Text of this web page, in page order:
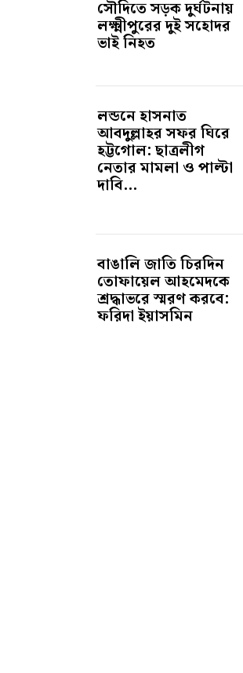
সৌদিতে সড়ক দুর্ঘটনায়
লক্ষ্মীপুরের দুই সহোদর
ভাই নিহত
লন্ডনে হাসনাত
আবদুল্লাহর সফর ঘিরে
হট্টগোল: ছাত্রলীগ
নেতার মামলা ও পাল্টা
দাবি...
বাঙালি জাতি চিরদিন
তোফায়েল আহমেদকে
শ্রদ্ধাভরে স্মরণ করবে:
ফরিদা ইয়াসমিন